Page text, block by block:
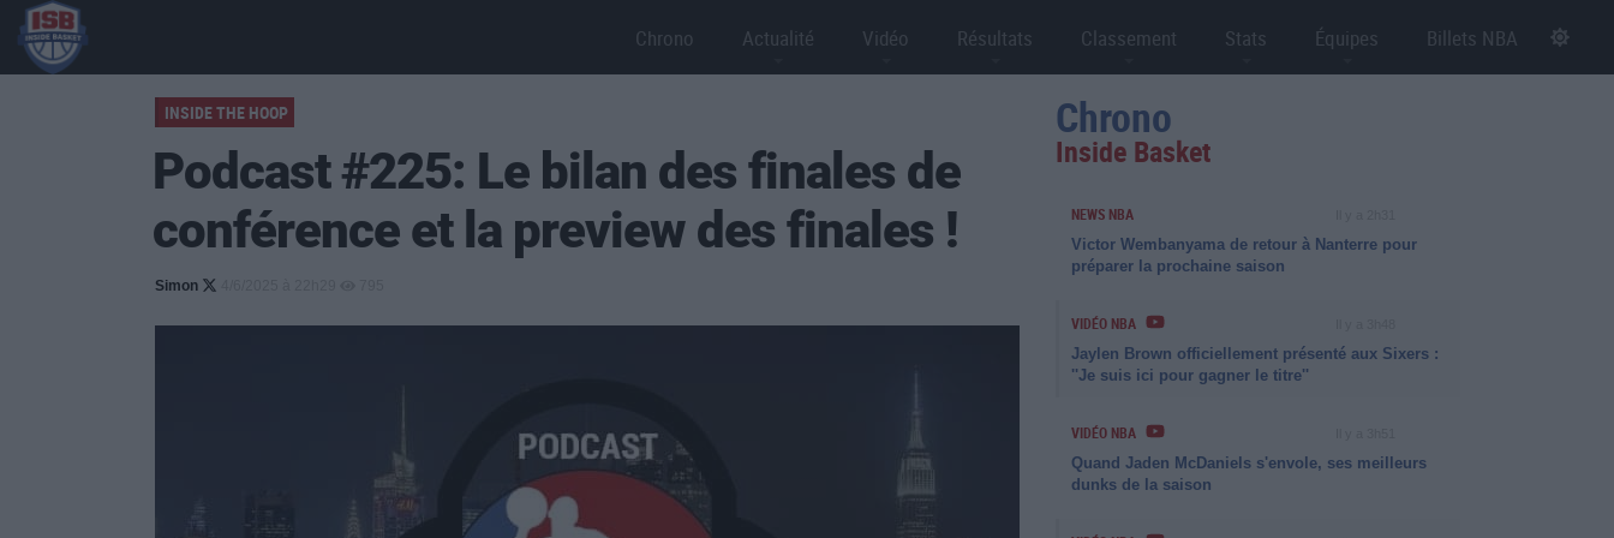
Chrono Actualité Vidéo Résultats Classement Stats Équipes Billets NBA
INSIDE THE HOOP
Podcast #225: Le bilan des finales de
conférence et la preview des finales !
Simon
Chrono
Inside Basket
NEWS NBA
Victor Wembanyama de retour à Nanterre pour
préparer la prochaine saison
VIDÉO NBA
Jaylen Brown officiellement présenté aux Sixers :
''Je suis ici pour gagner le titre''
VIDÉO NBA
Quand Jaden McDaniels s'envole, ses meilleurs
dunks de la saison